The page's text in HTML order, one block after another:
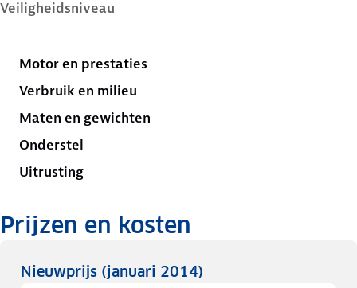
Veiligheidsniveau
Motor en prestaties
Verbruik en milieu
Maten en gewichten
Onderstel
Uitrusting
Prijzen en kosten
Nieuwprijs (januari 2014)